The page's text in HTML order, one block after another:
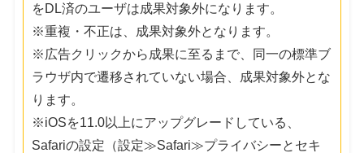
をDL済のユーザは成果対象外になります。
※重複・不正は、成果対象外となります。
※広告クリックから成果に至るまで、同一の標準ブ
ラウザ内で遷移されていない場合、成果対象外とな
ります。
※iOSを11.0以上にアップグレードしている、
Safariの設定（設定≫Safari≫プライバシーとセキ